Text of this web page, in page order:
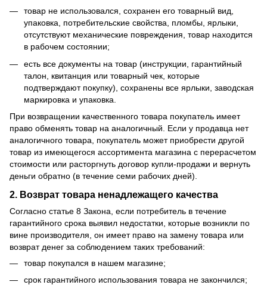
товар не использовался, сохранен его товарный вид,
упаковка, потребительские свойства, пломбы, ярлыки,
отсутствуют механические повреждения, товар находится
в рабочем состоянии;
есть все документы на товар (инструкции, гарантийный
талон, квитанция или товарный чек, которые
подтверждают покупку), сохранены все ярлыки, заводская
маркировка и упаковка.
При возвращении качественного товара покупатель имеет
право обменять товар на аналогичный. Если у продавца нет
аналогичного товара, покупатель может приобрести другой
товар из имеющегося ассортимента магазина с перерасчетом
стоимости или расторгнуть договор купли-продажи и вернуть
деньги обратно (в течение семи рабочих дней).
2. Возврат товара ненадлежащего качества
Согласно статье 8 Закона, если потребитель в течение
гарантийного срока выявил недостатки, которые возникли по
вине производителя, он имеет право на замену товара или
возврат денег за соблюдением таких требований:
товар покупался в нашем магазине;
срок гарантийного использования товара не закончился;